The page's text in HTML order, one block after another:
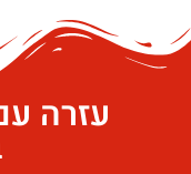
עזרה